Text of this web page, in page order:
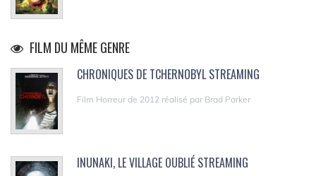
FILM DU MÊME GENRE
CHRONIQUES DE TCHERNOBYL STREAMING
Film Horreur de 2012 réalisé par Brad Parker
INUNAKI, LE VILLAGE OUBLIÉ STREAMING